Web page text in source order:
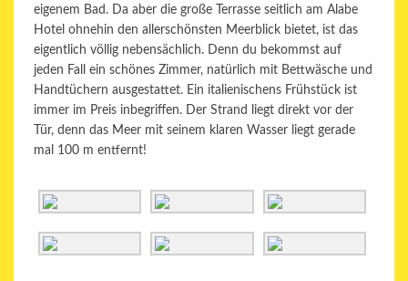
eigenem Bad. Da aber die große Terrasse seitlich am Alabe
Hotel ohnehin den allerschönsten Meerblick bietet, ist das
eigentlich völlig nebensächlich. Denn du bekommst auf
jeden Fall ein schönes Zimmer, natürlich mit Bettwäsche und
Handtüchern ausgestattet. Ein italienischens Frühstück ist
immer im Preis inbegriffen. Der Strand liegt direkt vor der
Tür, denn das Meer mit seinem klaren Wasser liegt gerade
mal 100 m entfernt!